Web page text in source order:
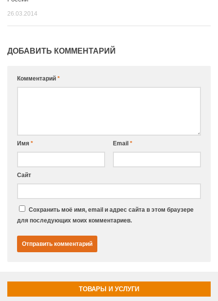
26.03.2014
ДОБАВИТЬ КОММЕНТАРИЙ
Комментарий *
Имя * Email *
Сайт
Сохранить моё имя, email и адрес сайта в этом браузере
для последующих моих комментариев.
ТОВАРЫ И УСЛУГИ